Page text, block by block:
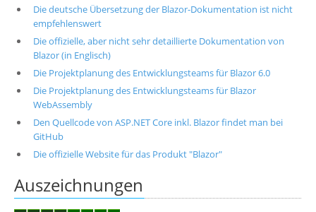
Die deutsche Übersetzung der Blazor-Dokumentation ist nicht
empfehlenswert
Die offizielle, aber nicht sehr detaillierte Dokumentation von
Blazor (in Englisch)
Die Projektplanung des Entwicklungsteams für Blazor 6.0
Die Projektplanung des Entwicklungsteams für Blazor
WebAssembly
Den Quellcode von ASP.NET Core inkl. Blazor findet man bei
GitHub
Die offizielle Website für das Produkt "Blazor"
Auszeichnungen